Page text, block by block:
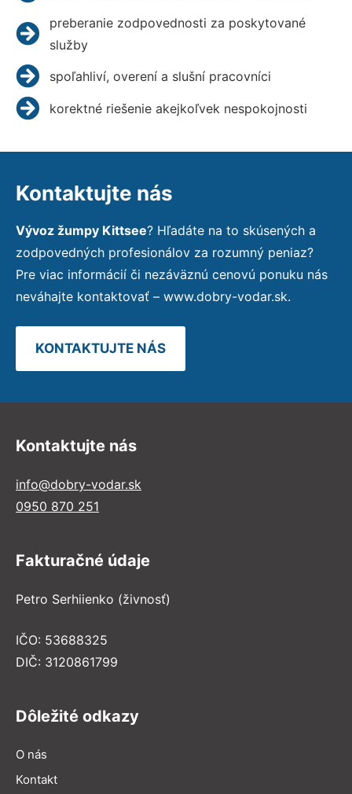
preberanie zodpovednosti za poskytované
služby
spoľahliví, overení a slušní pracovníci
korektné riešenie akejkoľvek nespokojnosti
Kontaktujte nás
Vývoz žumpy Kittsee? Hľadáte na to skúsených a
zodpovedných profesionálov za rozumný peniaz?
Pre viac informácií či nezáväznú cenovú ponuku nás
neváhajte kontaktovať – www.dobry-vodar.sk.
KONTAKTUJTE NÁS
Kontaktujte nás
info@dobry-vodar.sk
0950 870 251
Fakturačné údaje
Petro Serhiienko (živnosť)
IČO: 53688325
DIČ: 3120861799
Dôležité odkazy
O nás
Kontakt